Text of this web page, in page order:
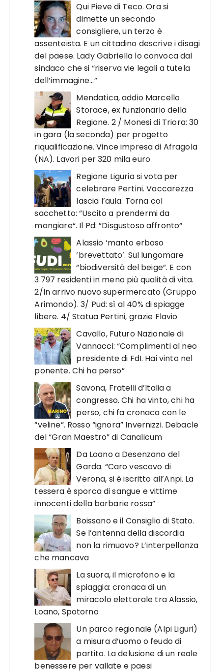
Qui Pieve di Teco. Ora si
dimette un secondo
consigliere, un terzo è
assenteista. E un cittadino descrive i disagi
del paese. Lady Gabriella lo convoca dal
sindaco che si “riserva vie legali a tutela
dell’immagine…”
Mendatica, addio Marcello
Storace, ex funzionario della
Regione. 2 / Monesi di Triora: 30
in gara (la seconda) per progetto
riqualificazione. Vince impresa di Afragola
(NA). Lavori per 320 mila euro
Regione Liguria si vota per
celebrare Pertini. Vaccarezza
lascia l’aula. Torna col
sacchetto: ”Uscito a prendermi da
mangiare“. Il Pd: ”Disgustoso affronto“
Alassio ‘manto erboso
‘brevettato’. Sul lungomare
“biodiversità del beige”. E con
3.797 residenti in meno più qualità di vita.
2/In arrivo nuovo supermercato (Gruppo
Arimondo). 3/ Pud: sì al 40% di spiagge
libere. 4/ Statua Pertini, grazie Flavio
Cavallo, Futuro Nazionale di
Vannacci: “Complimenti al neo
presidente di FdI. Hai vinto nel
ponente. Chi ha perso”
Savona, Fratelli d’Italia a
congresso. Chi ha vinto, chi ha
perso, chi fa cronaca con le
“veline”. Rosso “ignora” Invernizzi. Debacle
del “Gran Maestro” di Canalicum
Da Loano a Desenzano del
Garda. “Caro vescovo di
Verona, si è iscritto all’Anpi. La
tessera è sporca di sangue e vittime
innocenti della barbarie rossa”
Boissano e il Consiglio di Stato.
Se l’antenna della discordia
non la rimuovo? L’interpellanza
che mancava
La suora, il microfono e la
spiaggia: cronaca di un
miracolo elettorale tra Alassio,
Loano, Spotorno
Un parco regionale (Alpi Liguri)
a misura d’uomo o feudo di
partito. La delusione di un reale
benessere per vallate e paesi